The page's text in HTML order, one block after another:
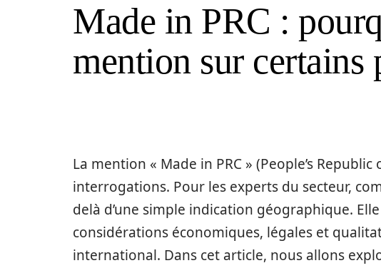
Made in PRC :
mention sur certains
La mention « Made in PRC » (People’s
interrogations. Pour les experts du secteur,
delà d’une simple indication géographique.
considérations économiques, légales et
international. Dans cet article, nous allons